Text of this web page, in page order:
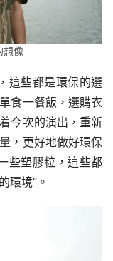
想像
這些都是環保的選
食一餐飯，選購衣
今次的演出，重新
，更好地做好環保
些塑膠粒，這些都
環境”。